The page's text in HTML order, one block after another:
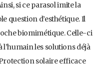
si ce parasol imite la
question d’esthétique. Il
biomimétique. Celle-ci
les solutions déjà
solaire efficace